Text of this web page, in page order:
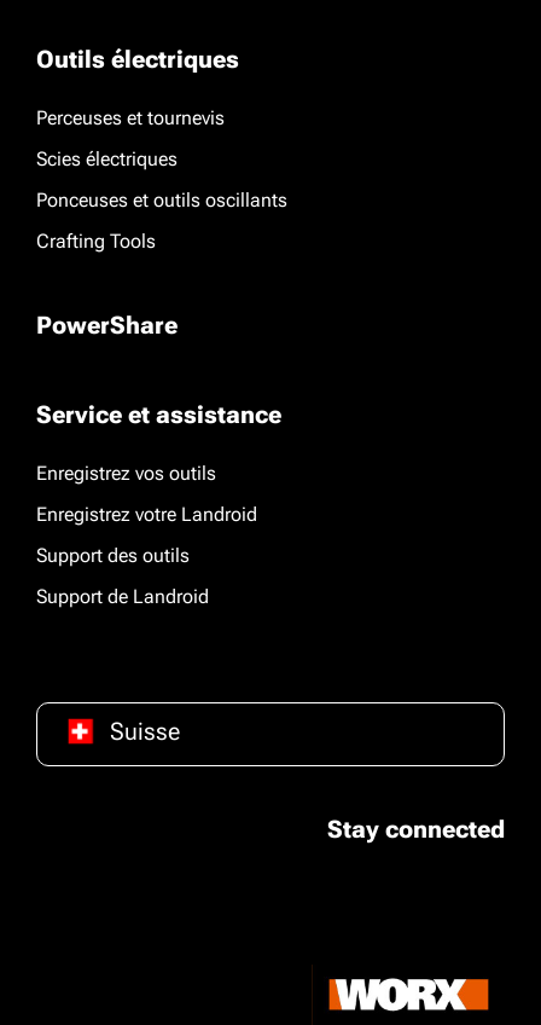
Outils électriques
Perceuses et tournevis
Scies électriques
Ponceuses et outils oscillants
Crafting Tools
PowerShare
Service et assistance
Enregistrez vos outils
Enregistrez votre Landroid
Support des outils
Support de Landroid
Suisse
Stay connected